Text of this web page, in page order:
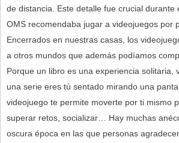
de distancia. Este detalle fue crucial durante
OMS recomendaba jugar a videojuegos por
Encerrados en nuestras casas, los
a otros mundos que además podíamos
Porque un libro es una experiencia solitaria,
una serie eres tú sentado mirando una
videojuego te permite moverte por ti mismo
superar retos, socializar… Hay muchas
oscura época en las que personas